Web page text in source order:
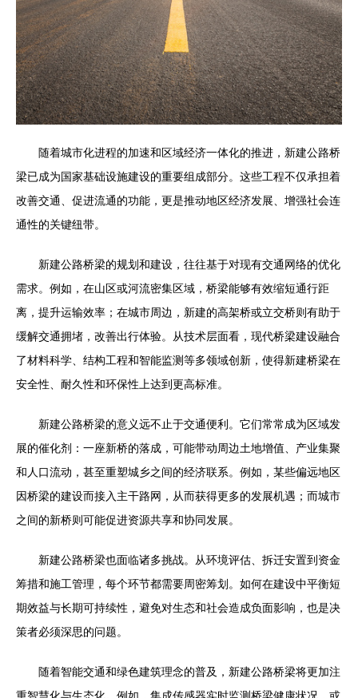
随着城市化进程的加速和区域经济一体化的推进，新建公路桥
梁已成为国家基础设施建设的重要组成部分。这些工程不仅承担着
改善交通、促进流通的功能，更是推动地区经济发展、增强社会连
通性的关键纽带。
新建公路桥梁的规划和建设，往往基于对现有交通网络的优化
需求。例如，在山区或河流密集区域，桥梁能够有效缩短通行距
离，提升运输效率；在城市周边，新建的高架桥或立交桥则有助于
缓解交通拥堵，改善出行体验。从技术层面看，现代桥梁建设融合
了材料科学、结构工程和智能监测等多领域创新，使得新建桥梁在
安全性、耐久性和环保性上达到更高标准。
新建公路桥梁的意义远不止于交通便利。它们常常成为区域发
展的催化剂：一座新桥的落成，可能带动周边土地增值、产业集聚
和人口流动，甚至重塑城乡之间的经济联系。例如，某些偏远地区
因桥梁的建设而接入主干路网，从而获得更多的发展机遇；而城市
之间的新桥则可能促进资源共享和协同发展。
新建公路桥梁也面临诸多挑战。从环境评估、拆迁安置到资金
筹措和施工管理，每个环节都需要周密筹划。如何在建设中平衡短
期效益与长期可持续性，避免对生态和社会造成负面影响，也是决
策者必须深思的问题。
随着智能交通和绿色建筑理念的普及，新建公路桥梁将更加注